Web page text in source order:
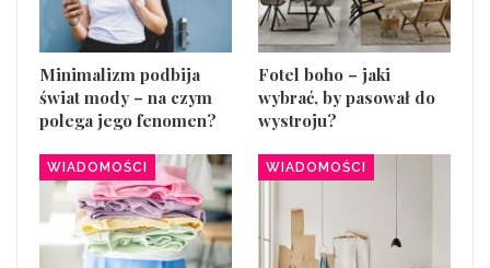
Minimalizm podbija
świat mody – na czym
polega jego fenomen?
Fotel boho – jaki
wybrać, by pasował do
wystroju?
WIADOMOŚCI WIADOMOŚCI